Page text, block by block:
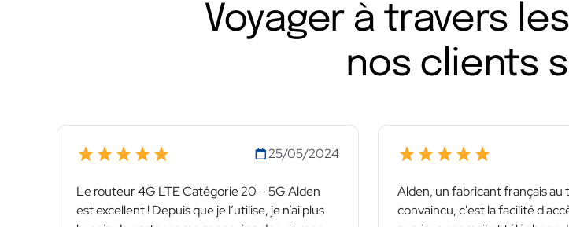
Voyager à travers
nos clients
25/05/2024
Le routeur 4G LTE Catégorie 20 – 5G Alden
est excellent ! Depuis que je l’utilise, je n’ai plus
Alden, un fabricant français au
convaincu, c'est la facilité